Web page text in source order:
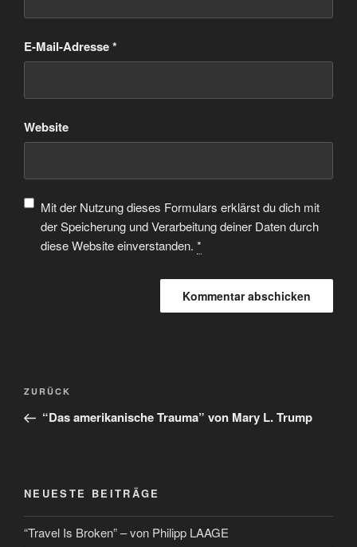
E-Mail-Adresse*
Website
Mit der Nutzung dieses Formulars erklärst du dich mit
der Speicherung und Verarbeitung deiner Daten durch
diese Website einverstanden. *
ZURÜCK
“Das amerikanische Trauma” von Mary L. Trump
NEUESTE BEITRÄGE
“Travel Is Broken” – von Philipp LAAGE